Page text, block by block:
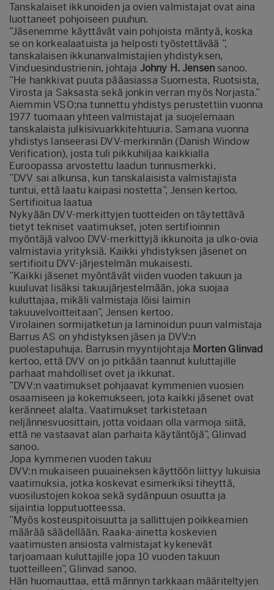
Tanskalaiset ikkunoiden ja ovien valmistajat ovat aina
luottaneet pohjoiseen puuhun.
”Jäsenemme käyttävät vain pohjoista mäntyä, koska
se on korkealaatuista ja helposti työstettävää ”,
tanskalaisen ikkunanvalmistajien yhdistyksen,
Vinduesindustrienin, johtaja Johny H. Jensen sanoo.
”He hankkivat puuta pääasiassa Suomesta, Ruotsista,
Virosta ja Saksasta sekä jonkin verran myös Norjasta.”
Aiemmin VSO:na tunnettu yhdistys perustettiin vuonna
1977 tuomaan yhteen valmistajat ja suojelemaan
tanskalaista julkisivuarkkitehtuuria. Samana vuonna
yhdistys lanseerasi DVV-merkinnän (Danish Window
Verification), josta tuli pikkuhiljaa kaikkialla
Euroopassa arvostettu laadun tunnusmerkki.
”DVV sai alkunsa, kun tanskalaisista valmistajista
tuntui, että laatu kaipasi nostetta”, Jensen kertoo.
Sertifioitua laatua
Nykyään DVV-merkittyjen tuotteiden on täytettävä
tietyt tekniset vaatimukset, joten sertifioinnin
myöntäjä valvoo DVV-merkittyjä ikkunoita ja ulko-ovia
valmistavia yrityksiä. Kaikki yhdistyksen jäsenet on
sertifioitu DVV-järjestelmän mukaisesti.
”Kaikki jäsenet myöntävät viiden vuoden takuun ja
kuuluvat lisäksi takuujärjestelmään, joka suojaa
kuluttajaa, mikäli valmistaja löisi laimin
takuuvelvoitteitaan”, Jensen kertoo.
Virolainen sormijatketun ja laminoidun puun valmistaja
Barrus AS on yhdistyksen jäsen ja DVV:n
puolestapuhuja. Barrusin myyntijohtaja Morten Glinvad
kertoo, että DVV on jo pitkään taannut kuluttajille
parhaat mahdolliset ovet ja ikkunat.
”DVV:n vaatimukset pohjaavat kymmenien vuosien
osaamiseen ja kokemukseen, jota kaikki jäsenet ovat
keränneet alalta. Vaatimukset tarkistetaan
neljännesvuosittain, jotta voidaan olla varmoja siitä,
että ne vastaavat alan parhaita käytäntöjä”, Glinvad
sanoo.
Jopa kymmenen vuoden takuu
DVV:n mukaiseen puuaineksen käyttöön liittyy lukuisia
vaatimuksia, jotka koskevat esimerkiksi tiheyttä,
vuosilustojen kokoa sekä sydänpuun osuutta ja
sijaintia lopputuotteessa.
”Myös kosteuspitoisuutta ja sallittujen poikkeamien
määrää säädellään. Raaka-ainetta koskevien
vaatimusten ansiosta valmistajat kykenevät
tarjoamaan kuluttajille jopa 10 vuoden takuun
tuotteilleen”, Glinvad sanoo.
Hän huomauttaa, että männyn tarkkaan määriteltyjen